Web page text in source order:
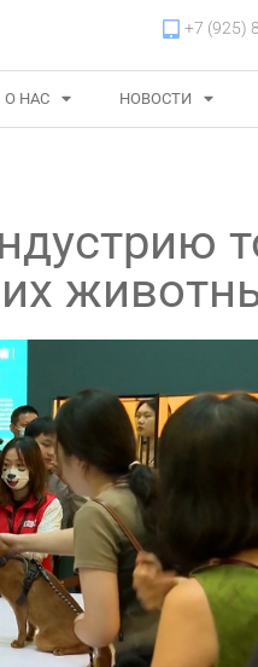
+7 (925)
О НАС НОВОСТИ